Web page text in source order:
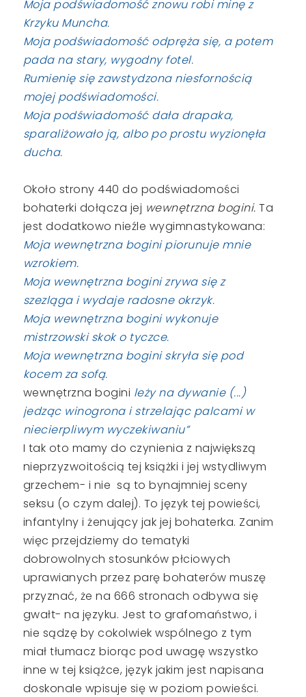
Moja podświadomość znowu robi minę z
Krzyku Muncha.
Moja podświadomość odpręża się, a potem
pada na stary, wygodny fotel.
Rumienię się zawstydzona niesfornością
mojej podświadomości.
Moja podświadomość dała drapaka,
sparaliżowało ją, albo po prostu wyzionęła
ducha.
Około strony 440 do podświadomości
bohaterki dołącza jej wewnętrzna bogini.Ta
jest dodatkowo nieźle wygimnastykowana:
Moja wewnętrzna bogini piorunuje mnie
wzrokiem.
Moja wewnętrzna bogini zrywa się z
szezląga i wydaje radosne okrzyk.
Moja wewnętrzna bogini wykonuje
mistrzowski skok o tyczce.
Moja wewnętrzna bogini skryła się pod
kocem za sofą.
wewnętrzna bogini leży na dywanie (...)
jedząc winogrona i strzelając palcami w
niecierpliwym wyczekiwaniu”
I tak oto mamy do czynienia z największą
nieprzyzwoitością tej książki i jej wstydliwym
grzechem- i nie są to bynajmniej sceny
seksu (o czym dalej). To język tej powieści,
infantylny i żenujący jak jej bohaterka. Zanim
więc przejdziemy do tematyki
dobrowolnych stosunków płciowych
uprawianych przez parę bohaterów muszę
przyznać, że na 666 stronach odbywa się
gwałt- na języku. Jest to grafomaństwo, i
nie sądzę by cokolwiek wspólnego z tym
miał tłumacz biorąc pod uwagę wszystko
inne w tej książce, język jakim jest napisana
doskonale wpisuje się w poziom powieści.